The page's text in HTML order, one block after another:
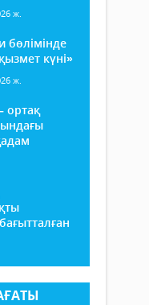
ж.
бөлімінде
күні»
ж.
ортақ